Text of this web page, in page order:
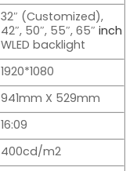
32″ (Customized),
42″, 50″, 55″, 65″inch
WLED backlight
1920*1080
941mm X 529mm
16:09
400cd/m2